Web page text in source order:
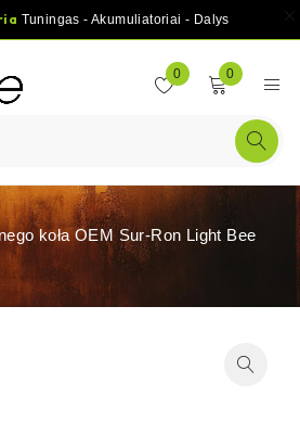
Tuningas - Akumuliatoriai - Dalys
0 0
koła OEM Sur-Ron Light Bee